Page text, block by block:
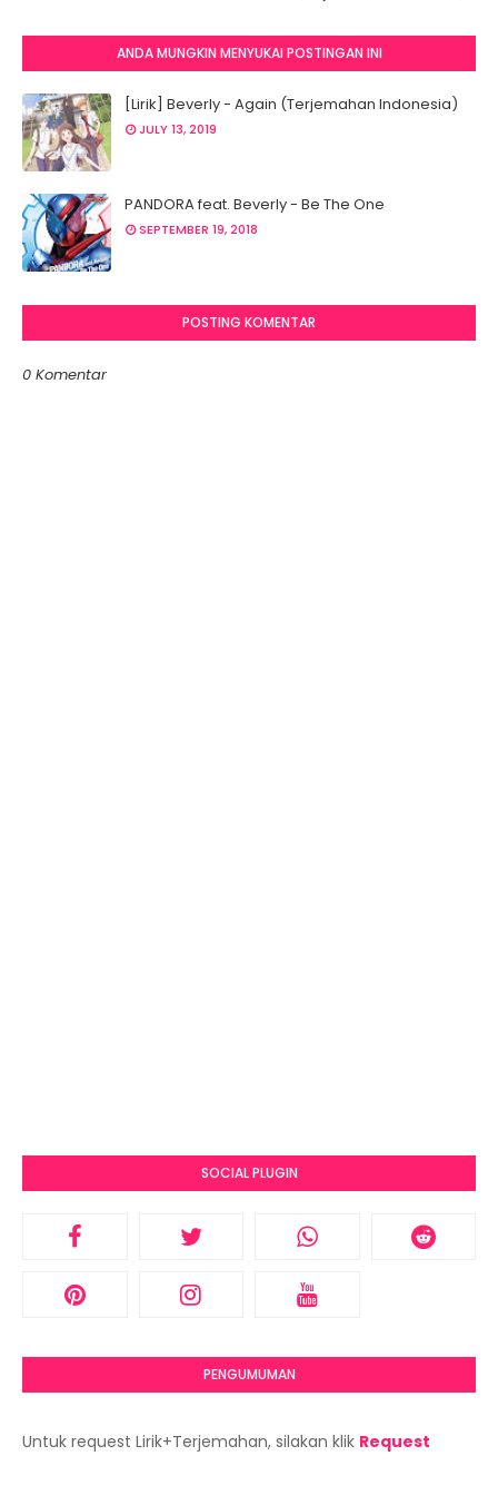
ANDA MUNGKIN MENYUKAI POSTINGAN INI
[Lirik] Beverly - Again (Terjemahan Indonesia)
JULY 13, 2019
PANDORA feat. Beverly - Be The One
SEPTEMBER 19, 2018
POSTING KOMENTAR
0 Komentar
SOCIAL PLUGIN
PENGUMUMAN
Untuk request Lirik+Terjemahan, silakan klik Request